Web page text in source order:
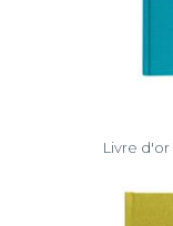
Livre d'or